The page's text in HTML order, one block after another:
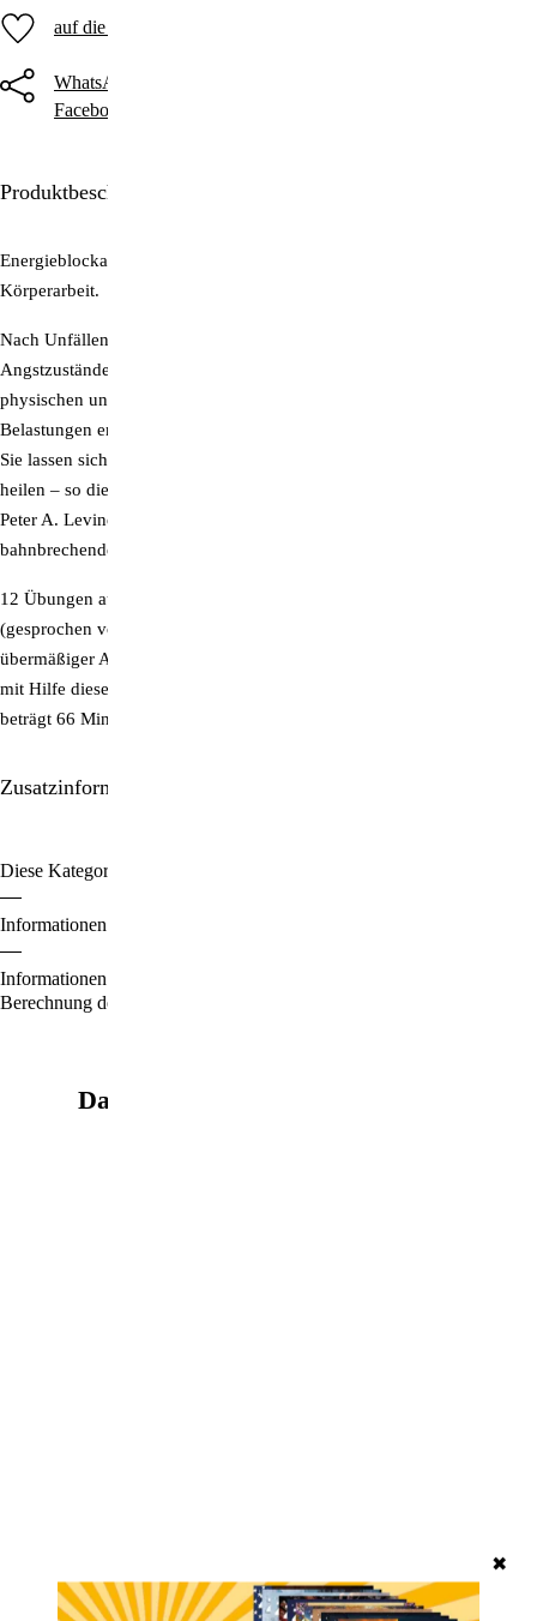
auf die Merkliste
WhatsApp
Facebook
Produktbeschreibung
Energieblockaden lösen: Trauma-Selbstheilung durch gezielte
Körperarbeit.
Nach Unfällen oder seelischen Verletzungen entwickeln sich häufig
Angstzustände, Depressionen oder unerklärliche Schmerzen. Solche
physischen und psychischen
Belastungen entstehen vor allem durch im Körper blockierte Energie.
Sie lassen sich daher über den Körper weit besser als über die Seele
heilen – so die revolutionäre Erkenntnis des großen Traumatherapeuten
Peter A. Levine. Erstmals ermöglicht dieser Ratgeber, seine
bahnbrechende Methode in Selbstanwendung zu nutzen.
12 Übungen aus dem Buch finden Sie auf der beiliegenden CD
(gesprochen von Jörg Zimmer). Erdung und Zentrierung, Abbau von
übermäßiger Aktivierung und Rückkehr in die innere Balance werden
mit Hilfe dieser angeleiteten Übungen möglich. Die Spieldauer der CD
beträgt 66 Minuten.
Zusatzinformationen/Details
Diese Kategorien durchstöbern:
Informationen zu den Zahlungsoptionen finden Sie
Informationen für den Standardversand, zur Lieferung und zur
Berechnung der Lieferfrist finden Sie
Das könnte Sie auch interessieren
✖